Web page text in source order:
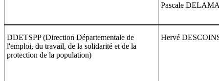
Pascale
DDETSPP (Direction Départementale de
l'emploi, du travail, de la solidarité et de la
protection de la population)
Hervé